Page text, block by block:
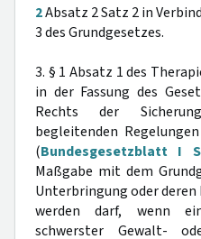
2Absatz 2 Satz 2 in
3 des Grundgesetzes.
3. § 1 Absatz 1 des
in der Fassung des
Rechts der
begleitenden
(Bundesgesetzblatt I
Maßgabe mit dem
Unterbringung oder
werden darf, wenn
schwerster Gewalt-